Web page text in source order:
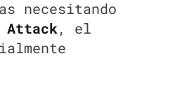
necesitando
Attack, el